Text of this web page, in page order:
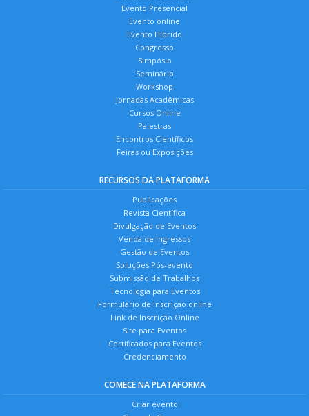
Evento Presencial
Evento online
Evento Híbrido
Congresso
Simpósio
Seminário
Workshop
Jornadas Acadêmicas
Cursos Online
Palestras
Encontros Científicos
Feiras ou Exposições
RECURSOS DA PLATAFORMA
Publicações
Revista Científica
Divulgação de Eventos
Venda de Ingressos
Gestão de Eventos
Soluções Pós-evento
Submissão de Trabalhos
Tecnologia para Eventos
Formulário de Inscrição online
Link de Inscrição Online
Site para Eventos
Certificados para Eventos
Credenciamento
COMECE NA PLATAFORMA
Criar evento